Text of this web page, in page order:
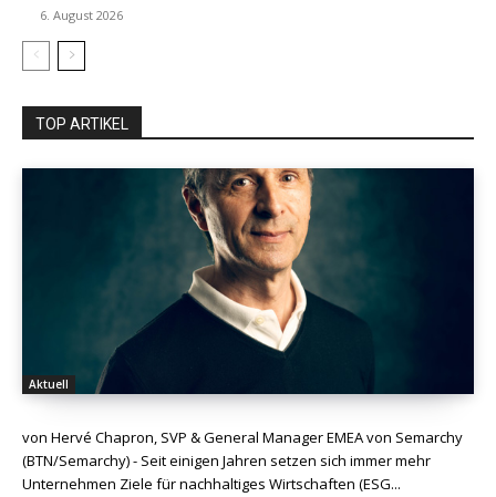
6. August 2026
TOP ARTIKEL
Aktuell
von Hervé Chapron, SVP & General Manager EMEA von Semarchy
(BTN/Semarchy) - Seit einigen Jahren setzen sich immer mehr
Unternehmen Ziele für nachhaltiges Wirtschaften (ESG...